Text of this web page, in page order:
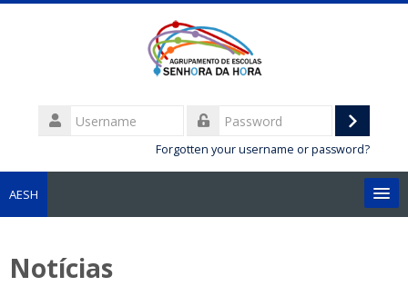
Username
Log
Forgotten your username or password?
AESH
Notícias